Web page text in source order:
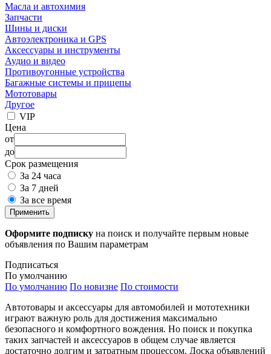
Масла и автохимия
Запчасти
Шины и диски
Автоэлектроника и GPS
Аксессуары и инструменты
Аудио и видео
Противоугонные устройства
Багажные системы и прицепы
Мототовары
Другое
VIP
Цена
от
до
Срок размещения
За 24 часа
За 7 дней
За все время
Применить
Оформите подписку на поиск и получайте первым новые
объявления по Вашим параметрам
Подписаться
По умолчанию
По умолчанию По новизне По стоимости
Автотовары и аксессуары для автомобилей и мототехники
играют важную роль для достижения максимально
безопасного и комфортного вождения. Но поиск и покупка
таких запчастей и аксессуаров в общем случае является
достаточно долгим и затратным процессом. Доска объявлений